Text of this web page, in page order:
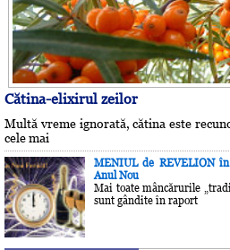
Cătina-elixirul zeilor
Multă vreme ignorată, cătina este
cele mai
MENIUL de REVELION
Anul Nou
Mai toate mâncărurile
sunt gândite în raport